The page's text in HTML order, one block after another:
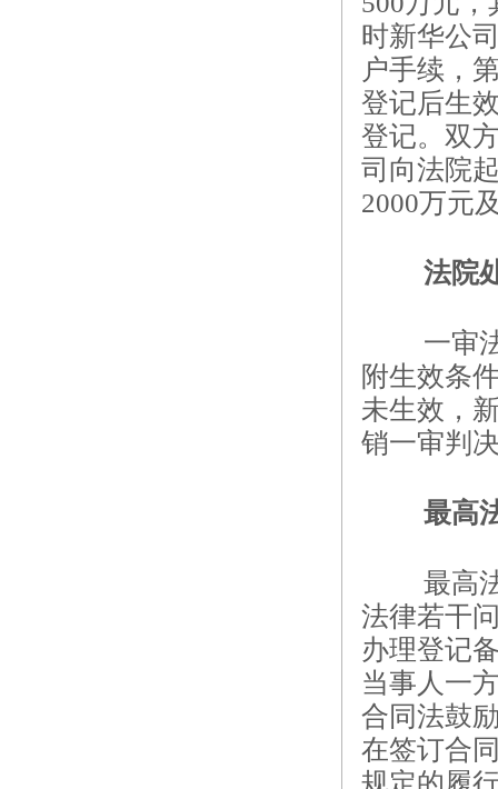
时新华公
户手续，
登记后生
登记。双
司向法院
2000万元
法院
一审
附生效条
未生效，
销一审判
最高
最高
法律若干
办理登记
当事人一
合同法鼓
在签订合
规定的履